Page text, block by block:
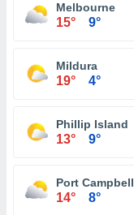
Melbourne
15° 9°
Mildura
19° 4°
Phillip Island
13° 9°
Port Campbell
14° 8°